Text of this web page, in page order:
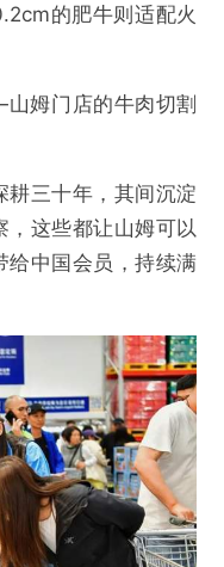
的肥牛则适配火
姆门店的牛肉切割
耕三十年，其间沉淀
这些都让山姆可以
给中国会员，持续满